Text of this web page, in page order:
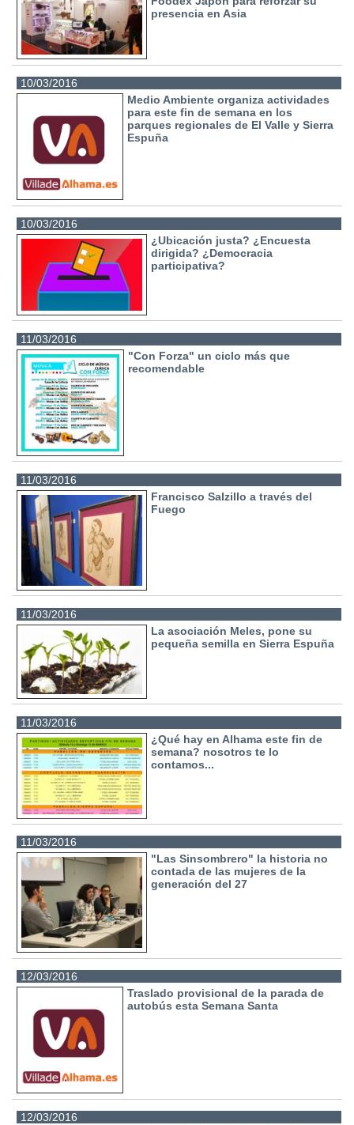
presencia en Asia
10/03/2016
Medio Ambiente organiza actividades
para este fin de semana en los
parques regionales de El Valle y Sierra
Espuña
10/03/2016
¿Ubicación justa? ¿Encuesta
dirigida? ¿Democracia
participativa?
11/03/2016
"Con Forza" un ciclo más que
recomendable
11/03/2016
Francisco Salzillo a través del
Fuego
11/03/2016
La asociación Meles, pone su
pequeña semilla en Sierra Espuña
11/03/2016
¿Qué hay en Alhama este fin de
semana? nosotros te lo
contamos...
11/03/2016
"Las Sinsombrero" la historia no
contada de las mujeres de la
generación del 27
12/03/2016
Traslado provisional de la parada de
autobús esta Semana Santa
12/03/2016